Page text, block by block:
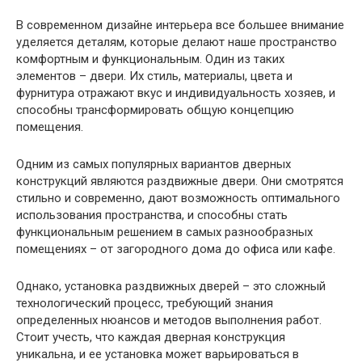
В современном дизайне интерьера все большее внимание
уделяется деталям, которые делают наше пространство
комфортным и функциональным. Один из таких
элементов – двери. Их стиль, материалы, цвета и
фурнитура отражают вкус и индивидуальность хозяев, и
способны трансформировать общую концепцию
помещения.
Одним из самых популярных вариантов дверных
конструкций являются раздвижные двери. Они смотрятся
стильно и современно, дают возможность оптимального
использования пространства, и способны стать
функциональным решением в самых разнообразных
помещениях – от загородного дома до офиса или кафе.
Однако, установка раздвижных дверей – это сложный
технологический процесс, требующий знания
определенных нюансов и методов выполнения работ.
Стоит учесть, что каждая дверная конструкция
уникальна, и ее установка может варьироваться в